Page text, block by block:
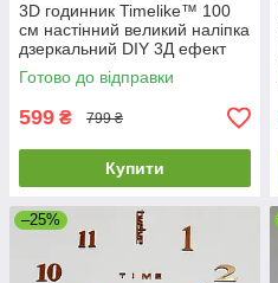
3D годинник Timelike™ 100
см настінний великий наліпка
дзеркальний DIY 3Д ефект
Арабські2-Gr в їдальню сірий
Готово до відправки
599 ₴ 799 ₴
Купити
–25%